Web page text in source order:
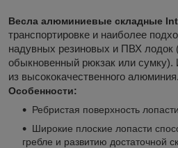
Весла алюминиевые складные
транспортировке и наиболее
надувных резиновых и ПВХ лодок
обыкновенный рюкзак или сумку).
из высококачественного алюминия.
Особенности:
Ребристая поверхность
Широкие плоские лопасти
гребле и развитию достаточной